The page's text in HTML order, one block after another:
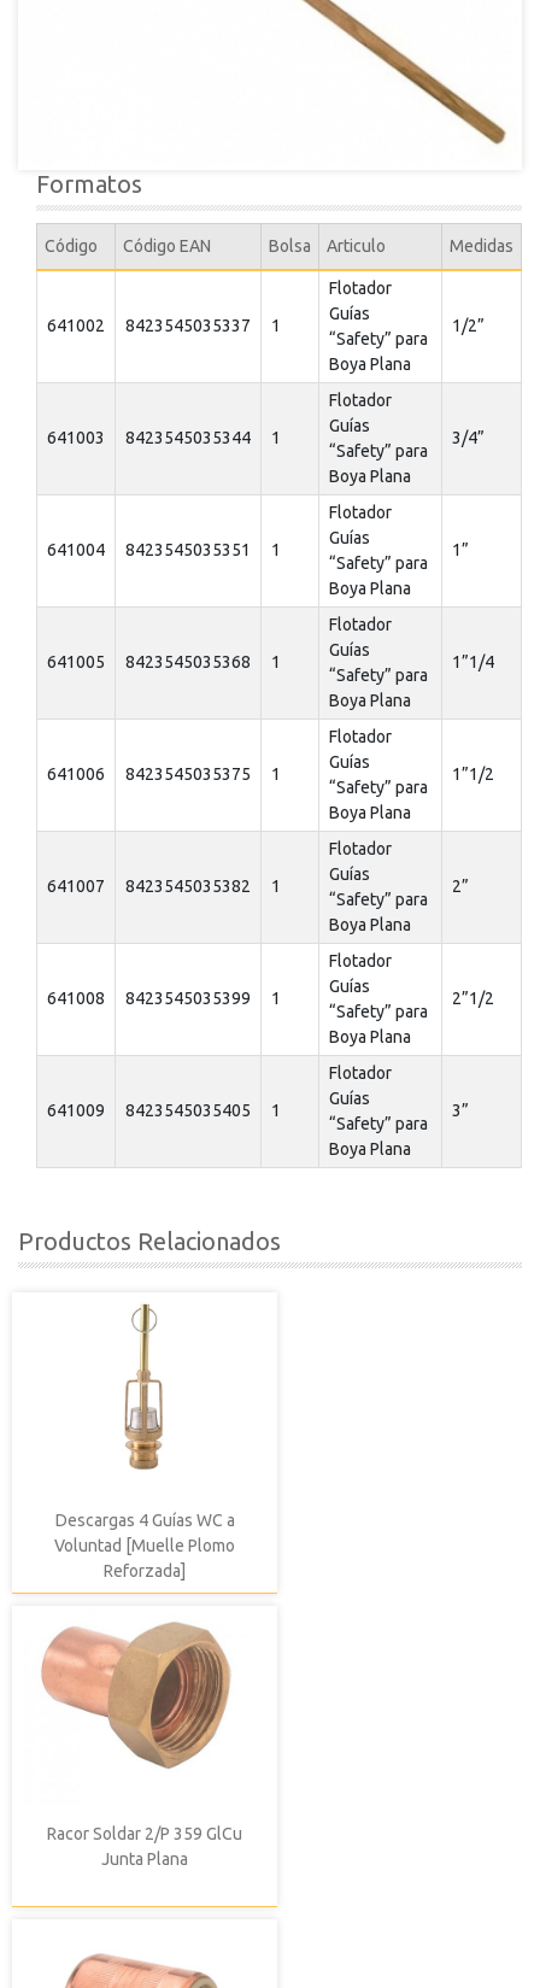
Formatos
Código Código EAN Bolsa Articulo Medidas
641002 8423545035337 1
Flotador
Guías
“Safety” para
Boya Plana
1/2”
641003 8423545035344 1
Flotador
Guías
“Safety” para
Boya Plana
3/4”
641004 8423545035351 1
Flotador
Guías
“Safety” para
Boya Plana
1”
641005 8423545035368 1
Flotador
Guías
“Safety” para
Boya Plana
1”1/4
641006 8423545035375 1
Flotador
Guías
“Safety” para
Boya Plana
1”1/2
641007 8423545035382 1
Flotador
Guías
“Safety” para
Boya Plana
2”
641008 8423545035399 1
Flotador
Guías
“Safety” para
Boya Plana
2”1/2
641009 8423545035405 1
Flotador
Guías
“Safety” para
Boya Plana
3”
Productos Relacionados
Descargas 4 Guías WC a
Voluntad [Muelle Plomo
Reforzada]
Racor Soldar 2/P 359 GlCu
Junta Plana